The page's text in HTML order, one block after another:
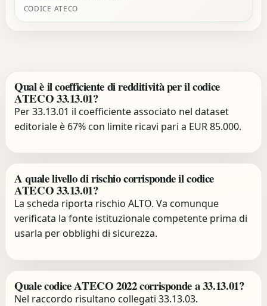
CODICE ATECO
Qual è il coefficiente di redditività per il codice
ATECO 33.13.01?
Per 33.13.01 il coefficiente associato nel dataset
editoriale è 67% con limite ricavi pari a EUR 85.000.
A quale livello di rischio corrisponde il codice
ATECO 33.13.01?
La scheda riporta rischio ALTO. Va comunque
verificata la fonte istituzionale competente prima di
usarla per obblighi di sicurezza.
Quale codice ATECO 2022 corrisponde a 33.13.01?
Nel raccordo risultano collegati 33.13.03.